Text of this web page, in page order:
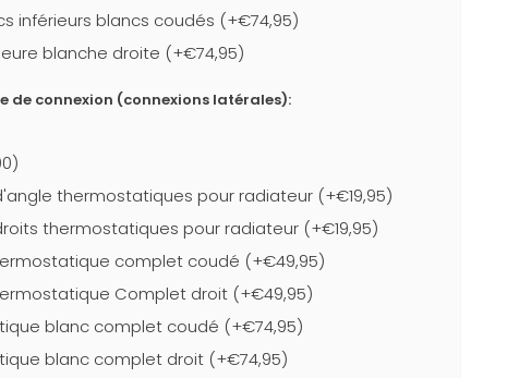
inférieurs blancs coudés (+€74,95)
blanche droite (+€74,95)
de connexion (connexions latérales):
thermostatiques pour radiateur (+€19,95)
thermostatiques pour radiateur (+€19,95)
complet coudé (+€49,95)
Complet droit (+€49,95)
blanc complet coudé (+€74,95)
blanc complet droit (+€74,95)